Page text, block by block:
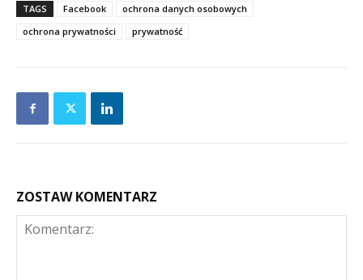
TAGS Facebook
ochrona danych osobowych
ochrona prywatności
prywatność
ZOSTAW KOMENTARZ